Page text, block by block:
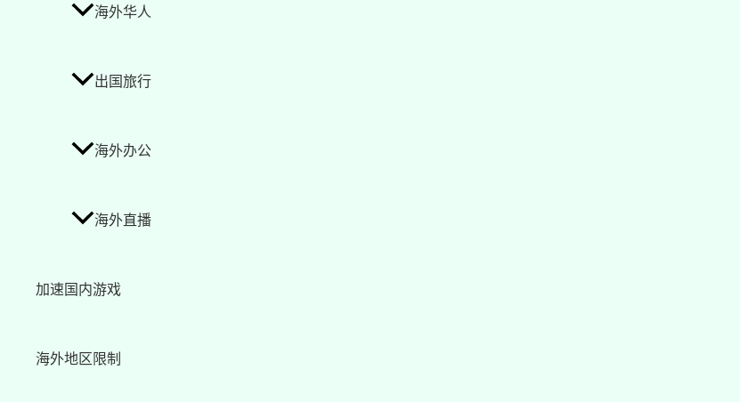
海外华人
出国旅行
海外办公
海外直播
加速国内游戏
海外地区限制